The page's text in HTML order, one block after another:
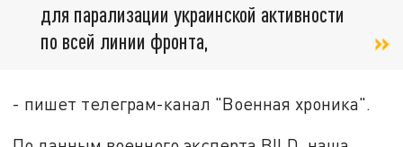
для парализации украинской активности
по всей линии фронта,
- пишет телеграм-канал "Военная хроника".